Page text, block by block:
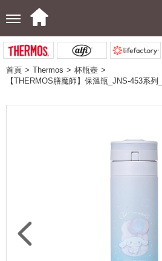
首頁 Thermos
杯瓶壺
【THERMOS膳魔師】保溫瓶_JNS-453系